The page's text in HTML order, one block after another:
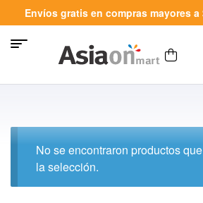
Envíos gratis en compras mayores a
No se encontraron productos
la selección.